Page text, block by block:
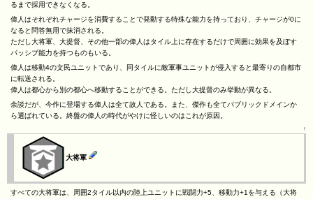
るまで採用できなくなる。
偉人はそれぞれチャージを消費することで発動する特殊な能力を持っており、チャージが0に
なると問答無用で抹消される。
ただし大将軍、大提督、その他一部の偉人はタイル上に存在するだけで周囲に効果を及ぼす
パッシブ能力を持つものもいる。
偉人は移動4の文民ユニットであり、同タイルに敵軍事ユニットが侵入すると最寄りの自都市
に転送される。
偉人は都心から別の都心へ移動することができる。ただし大提督のみ挙動が異なる。
余談だが、今作に登場する偉人は全て故人である。また、傑作も全てパブリックドメインか
ら選ばれている。終盤の偉人の時代がやけに怪しいのはこれが原因。
↑
大将軍
すべての大将軍は、周囲2タイル以内の陸上ユニットに戦闘力+5、移動力+1を与える（大将